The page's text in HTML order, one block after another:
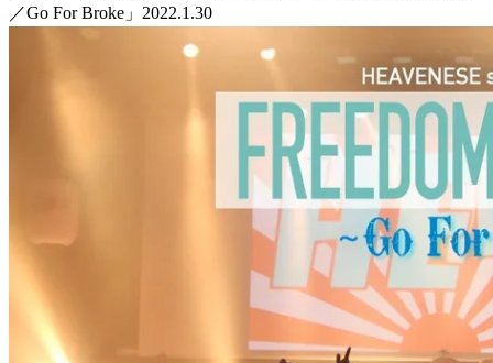
／Go For Broke」2022.1.30